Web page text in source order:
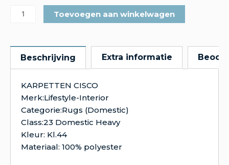
Toevoegen aan winkelwagen
Beschrijving Extra informatie
KARPETTEN CISCO
Merk:Lifestyle-Interior
Categorie:Rugs (Domestic)
Class:23 Domestic Heavy
Kleur: Kl.44
Materiaal: 100% polyester